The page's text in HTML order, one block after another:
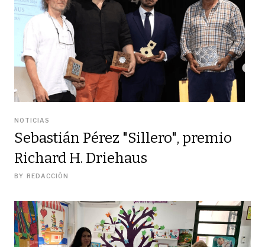
NOTICIAS
Sebastián Pérez "Sillero", premio
Richard H. Driehaus
BY REDACCIÓN